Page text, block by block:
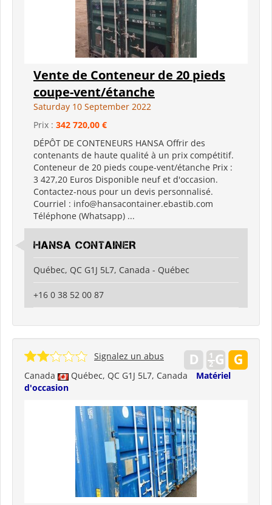
Vente de Conteneur de 20 pieds
coupe-vent/étanche
Saturday 10 September 2022
Prix : 342 720,00 €
DÉPÔT DE CONTENEURS HANSA Offrir des
contenants de haute qualité à un prix compétitif.
Conteneur de 20 pieds coupe-vent/étanche Prix ​​:
3 427,20 Euros Disponible neuf et d'occasion.
Contactez-nous pour un devis personnalisé.
Courriel : info@hansacontainer.ebastib.com
Téléphone (Whatsapp) ...
HANSA CONTAINER
Québec, QC G1J 5L7, Canada - Québec
+16 0 38 52 00 87
Canada Québec, QC G1J 5L7, Canada
Matériel
d'occasion
Signalez un abus